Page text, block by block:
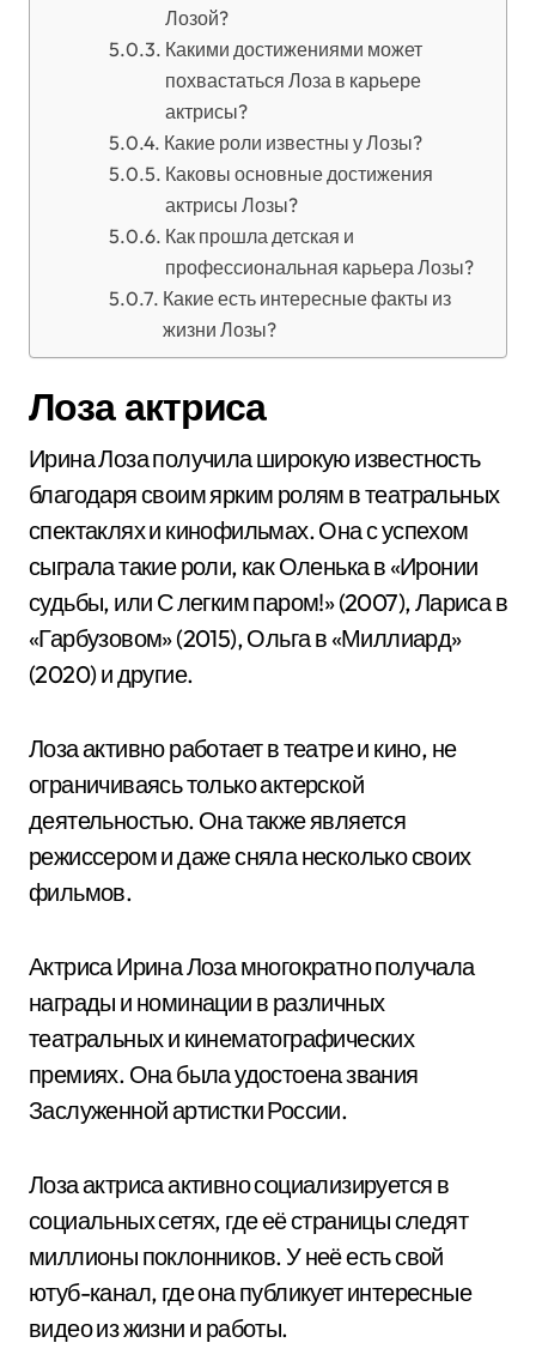
Лозой?
Какими достижениями может
похвастаться Лоза в карьере
актрисы?
Какие роли известны у Лозы?
Каковы основные достижения
актрисы Лозы?
Как прошла детская и
профессиональная карьера Лозы?
Какие есть интересные факты из
жизни Лозы?
Лоза актриса
Ирина Лоза получила широкую известность
благодаря своим ярким ролям в театральных
спектаклях и кинофильмах. Она с успехом
сыграла такие роли, как Оленька в «Иронии
судьбы, или С легким паром!» (2007), Лариса в
«Гарбузовом» (2015), Ольга в «Миллиард»
(2020) и другие.
Лоза активно работает в театре и кино, не
ограничиваясь только актерской
деятельностью. Она также является
режиссером и даже сняла несколько своих
фильмов.
Актриса Ирина Лоза многократно получала
награды и номинации в различных
театральных и кинематографических
премиях. Она была удостоена звания
Заслуженной артистки России.
Лоза актриса активно социализируется в
социальных сетях, где её страницы следят
миллионы поклонников. У неё есть свой
ютуб-канал, где она публикует интересные
видео из жизни и работы.